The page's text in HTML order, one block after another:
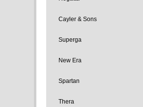
Cayler & Sons
Superga
New Era
Spartan
Thera